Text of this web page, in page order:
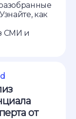
как
СМИ и
от